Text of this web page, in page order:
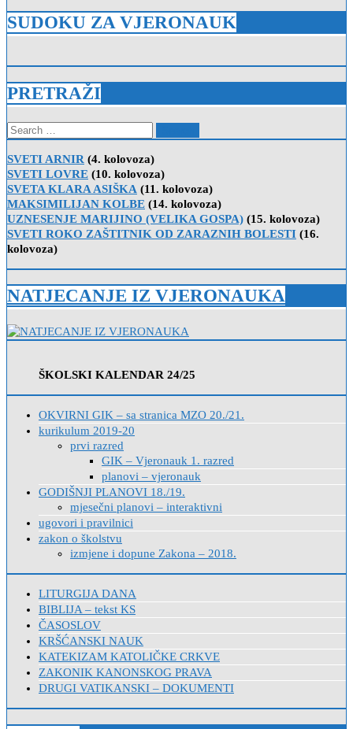
SUDOKU ZA VJERONAUK
PRETRAŽI
Search
for:
SVETI ARNIR (4. kolovoza)
SVETI LOVRE (10. kolovoza)
SVETA KLARA ASIŠKA (11. kolovoza)
MAKSIMILIJAN KOLBE (14. kolovoza)
UZNESENJE MARIJINO (VELIKA GOSPA) (15. kolovoza)
SVETI ROKO ZAŠTITNIK OD ZARAZNIH BOLESTI (16.
kolovoza)
NATJECANJE IZ VJERONAUKA
ŠKOLSKI KALENDAR 24/25
OKVIRNI GIK – sa stranica MZO 20./21.
kurikulum 2019-20
prvi razred
GIK – Vjeronauk 1. razred
planovi – vjeronauk
GODIŠNJI PLANOVI 18./19.
mjesečni planovi – interaktivni
ugovori i pravilnici
zakon o školstvu
izmjene i dopune Zakona – 2018.
LITURGIJA DANA
BIBLIJA – tekst KS
ČASOSLOV
KRŠĆANSKI NAUK
KATEKIZAM KATOLIČKE CRKVE
ZAKONIK KANONSKOG PRAVA
DRUGI VATIKANSKI – DOKUMENTI